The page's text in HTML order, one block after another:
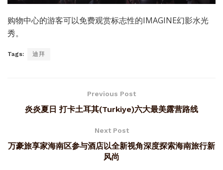
购物中心的游客可以免费观赏标志性的IMAGINE幻影水光
秀。
Tags: 迪拜
Previous Post
炎炎夏日 打卡土耳其(Turkiye)六大最美露营路线
Next Post
万豪旅享家海南区参与酒店以全新视角深度探索海南旅行新
风尚